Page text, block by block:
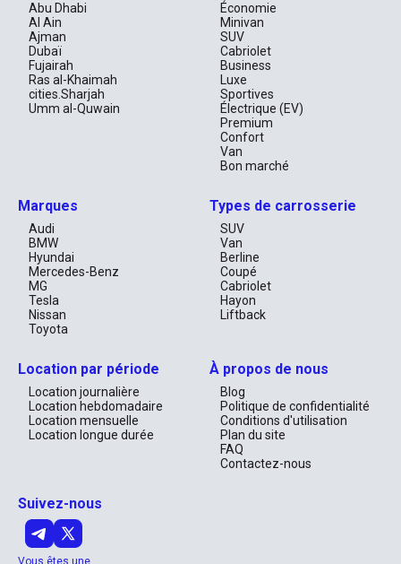
Abu Dhabi
Al Ain
Ajman
Dubaï
Fujairah
Ras al-Khaimah
cities.Sharjah
Umm al-Quwain
Économie
Minivan
SUV
Cabriolet
Business
Luxe
Sportives
Électrique (EV)
Premium
Confort
Van
Bon marché
Marques
Audi
BMW
Hyundai
Mercedes-Benz
MG
Tesla
Nissan
Toyota
Types de carrosserie
SUV
Van
Berline
Coupé
Cabriolet
Hayon
Liftback
Location par période
Location journalière
Location hebdomadaire
Location mensuelle
Location longue durée
À propos de nous
Blog
Politique de confidentialité
Conditions d'utilisation
Plan du site
FAQ
Contactez-nous
Suivez-nous
Vous êtes une